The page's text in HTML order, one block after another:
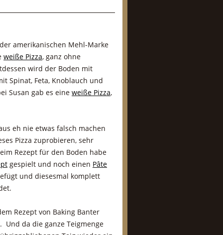
amerikanischen Mehl-Marke
weiße Pizza, ganz ohne
wird der Boden mit
Spinat, Feta, Knoblauch und
Susan gab es eine weiße Pizza,
eh nie etwas falsch machen
Pizza zuprobieren, sehr
Rezept für den Boden habe
gespielt und noch einen Pâte
und diesesmal komplett
Rezept von Baking Banter
da die ganze Teigmenge